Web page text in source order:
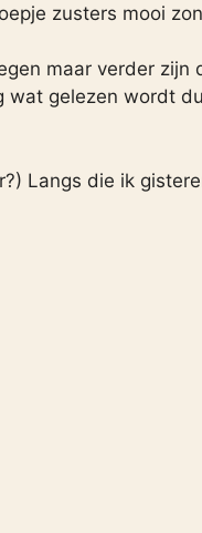
zusters mooi
maar verder
gelezen wordt
Langs die ik